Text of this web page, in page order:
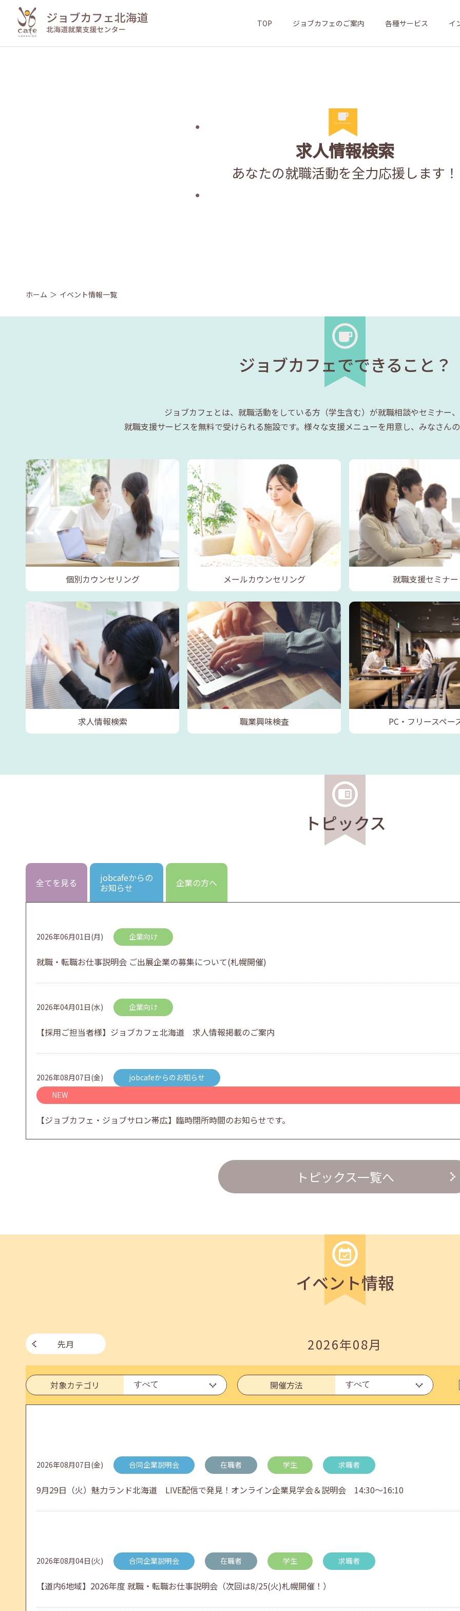
TOP ジョブカフェのご案内 各種サービス イ
求人情報検索
あなたの就職活動を全力応援します！
ホーム イベント情報一覧
ジョブカフェでできること？
ジョブカフェとは、就職活動をしている方（学生含む）が就職相談やセミナー
就職支援サービスを無料で受けられる施設です。様々な支援メニューを用意し、みなさん
個別カウンセリング メールカウンセリング 就職支援セミナー
求人情報検索 職業興味検査 PC・フリースペー
トピックス
全てを見る
jobcafeからの
お知らせ
企業の方へ
2026年06月01日(月) 企業向け
就職・転職お仕事説明会 ご出展企業の募集について(札幌開催)
2026年04月01日(水) 企業向け
【採用ご担当者様】ジョブカフェ北海道 求人情報掲載のご案内
2026年08月07日(金)
jobcafeからのお知らせ
NEW
【ジョブカフェ・ジョブサロン帯広】臨時閉所時間のお知らせです。
2026年07月01日(水) 企業向け
企業様向けセミナー「現場を巻き込む！人事のための『越境人材育成』３ステップ」
7月のセミナー情報を公開いたしました。
2026年06月03日(水) jobcafeからのお知らせ
6月のセミナー情報を公開いたしました。
2026年04月25日(土) jobcafeからのお知らせ
トピックス一覧へ
イベント情報
先月 2026年08月
対象カテゴリ 開催方法
2026年08月07日(金) 合同企業説明会 在職者 学生 求職者
9月29日（火）魅力ランド北海道 LIVE配信で発見！オンライン企業見学会＆説明会 14:30～16:10
2026年08月04日(火) 合同企業説明会 在職者 学生 求職者
【道内6地域】2026年度 就職・転職お仕事説明会（次回は8/25(火)札幌開催！）